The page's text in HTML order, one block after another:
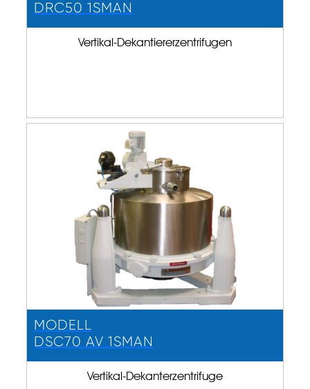
DRC50 1SMAN
Vertikal-Dekantiererzentrifugen
MODELL
DSC70 AV 1SMAN
Vertikal-Dekanterzentrifuge